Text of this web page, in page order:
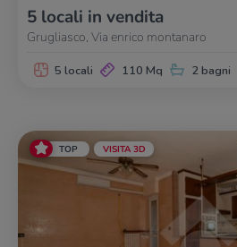
5 locali in vendita
Grugliasco, Via enrico montanaro
5 locali 110 Mq 2 bagni
TOP VISITA 3D